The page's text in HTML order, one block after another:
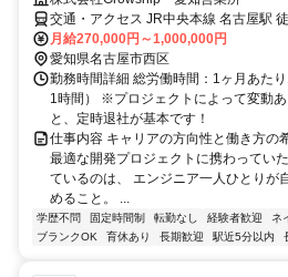
交通・アクセス JR中央本線 名古屋駅
駅 徒歩5分/名古屋市営東山線 亀島駅 徒
屋駅 徒歩9分/名鉄名古屋本線 名鉄名古
線 国際センター駅 徒歩13分/名鉄名古
月給270,000円～1,000,000円
愛知県名古屋市西区
勤務時間詳細 総労働時間：1ヶ月あた
1時間） ※プロジェクトによって変動
と、定時退社が基本です！
仕事内容 キャリアの方向性と働き方の
最適な開発プロジェクトに携わってい
ているのは、 エンジニア一人ひとりが
めること。 ...
学歴不問 固定時間制 転勤なし 経験者歓迎 ネ
ブランクOK
育休あり 長期歓迎 駅近5分以内